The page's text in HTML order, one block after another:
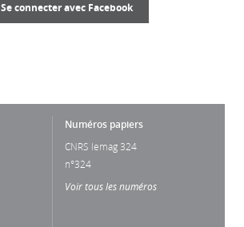
Se connecter avec Facebook
Numéros papiers
CNRS lemag 324
n°324
Voir tous les numéros